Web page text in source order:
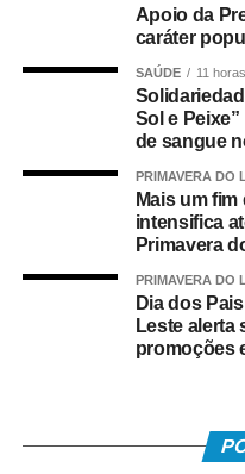
amanhecer, entrando
seu filhinho está
Imagine o quanto de
vulneráveis ao
isso, não há qualquer
alvará de funcionamento
e eu vou lutar para
Além de impedir novas
ao previsto na
deverão proibir
explícito ou sugestivo,
internas a partir das vias
Apoio da
caráter
SAÚDE 11
Sol e
de sangue
PRIMAVERA DO
Mais um
intensifica
Primavera
PRIMAVERA DO
Dia dos
Leste alerta
promoções